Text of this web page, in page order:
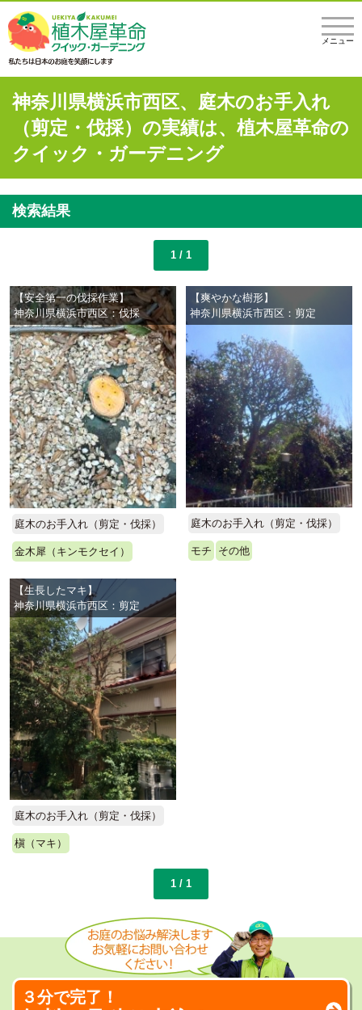
メニュー
神奈川県横浜市西区、庭木のお手入れ
（剪定・伐採）の実績は、植木屋革命の
クイック・ガーデニング
検索結果
1 / 1
【安全第一の伐採作業】
神奈川県横浜市西区：伐採
庭木のお手入れ（剪定・伐採）
金木犀（キンモクセイ）
【爽やかな樹形】
神奈川県横浜市西区：剪定
庭木のお手入れ（剪定・伐採）
モチ その他
【生長したマキ】
神奈川県横浜市西区：剪定
庭木のお手入れ（剪定・伐採）
槇（マキ）
1 / 1
３分で完了！